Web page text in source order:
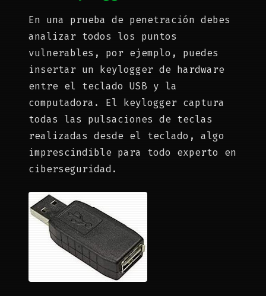
En una prueba de penetración debes
analizar todos los puntos
vulnerables, por ejemplo, puedes
insertar un keylogger de hardware
entre el teclado USB y la
computadora. El keylogger captura
todas las pulsaciones de teclas
realizadas desde el teclado, algo
imprescindible para todo experto en
ciberseguridad.